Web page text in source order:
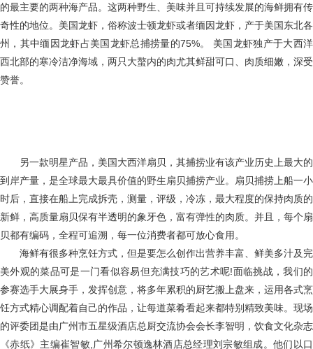
的最主要的两种海产品。这两种野生、美味并且可持续发展的海鲜拥有传
奇性的地位。美国龙虾，俗称波士顿龙虾或者缅因龙虾，产于美国东北各
州，其中缅因龙虾占美国龙虾总捕捞量的75%。 美国龙虾独产于大西洋
西北部的寒冷洁净海域，两只大螯内的肉尤其鲜甜可口、肉质细嫩，深受
赞誉。
另一款明星产品，美国大西洋扇贝，其捕捞业有该产业历史上最大的
到岸产量，是全球最大最具价值的野生扇贝捕捞产业。扇贝捕捞上船一小
时后，直接在船上完成拆壳，测量，评级，冷冻，最大程度的保持肉质的
新鲜，高质量扇贝保有半透明的象牙色，富有弹性的肉质。并且，每个扇
贝都有编码，全程可追溯，每一位消费者都可放心食用。
海鲜有很多种烹饪方式，但是要怎么创作出营养丰富、鲜美多汁及完
美外观的菜品可是一门看似容易但充满技巧的艺术呢!面临挑战，我们的
参赛选手大展身手，发挥创意，将多年累积的厨艺搬上盘来，运用各式烹
饪方式精心调配着自己的作品，让每道菜肴看起来都特别精致美味。现场
的评委团是由广州市五星级酒店总厨交流协会会长李智明，饮食文化杂志
《赤纸》主编崔智敏,广州希尔顿逸林酒店总经理刘宗敏组成。他们以口